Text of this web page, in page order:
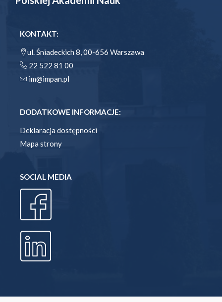
KONTAKT:
ul. Śniadeckich 8, 00-656 Warszawa
22 522 81 00
im@impan.pl
DODATKOWE INFORMACJE:
Deklaracja dostępności
Mapa strony
SOCIAL MEDIA